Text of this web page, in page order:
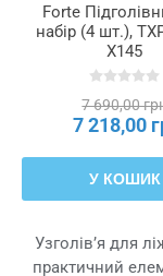
Forte
набір (4 шт.),
X145
7 690,00
7 218,00
У КОШИК
Узголів’я для
практичний